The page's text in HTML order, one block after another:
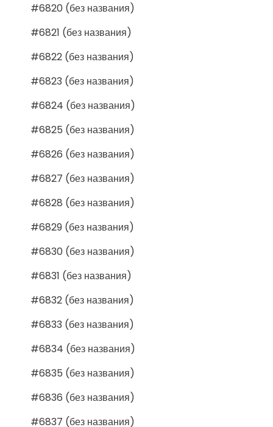
#6820 (без названия)
#6821 (без названия)
#6822 (без названия)
#6823 (без названия)
#6824 (без названия)
#6825 (без названия)
#6826 (без названия)
#6827 (без названия)
#6828 (без названия)
#6829 (без названия)
#6830 (без названия)
#6831 (без названия)
#6832 (без названия)
#6833 (без названия)
#6834 (без названия)
#6835 (без названия)
#6836 (без названия)
#6837 (без названия)